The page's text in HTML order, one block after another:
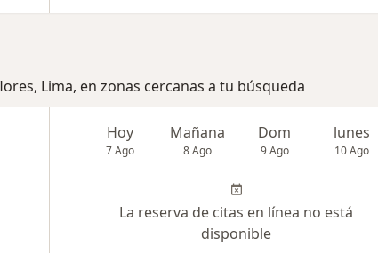
Lima, en zonas cercanas a tu búsqueda
Hoy
7 Ago
Mañana
8 Ago
Dom
9 Ago
lunes
10 Ago
La reserva de citas en línea no está
disponible